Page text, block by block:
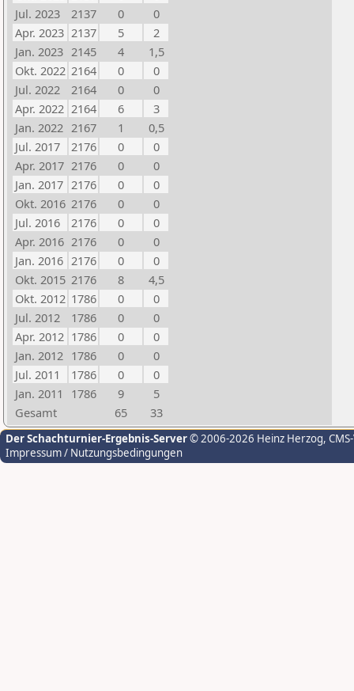
Jul. 2023
2137 0
0
Apr. 2023 2137 5
2
Jan. 2023 2145 4
1,5
Okt. 2022 2164 0
0
Jul. 2022
2164 0
0
Apr. 2022 2164 6
3
Jan. 2022 2167 1
0,5
Jul. 2017
2176 0
0
Apr. 2017 2176 0
0
Jan. 2017 2176 0
0
Okt. 2016 2176 0
0
Jul. 2016
2176 0
0
Apr. 2016 2176 0
0
Jan. 2016 2176 0
0
Okt. 2015 2176 8
4,5
Okt. 2012 1786 0
0
Jul. 2012
1786 0
0
Apr. 2012 1786 0
0
Jan. 2012 1786 0
0
Jul. 2011
1786 0
0
Jan. 2011
1786 9
5
Gesamt
65 33
Der Schachturnier-Ergebnis-Server© 2006-2026 Heinz Herzog,
Impressum / Nutzungsbedingungen